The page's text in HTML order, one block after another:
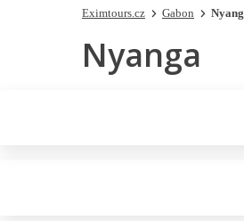
Eximtours.cz Gabon
Nyanga